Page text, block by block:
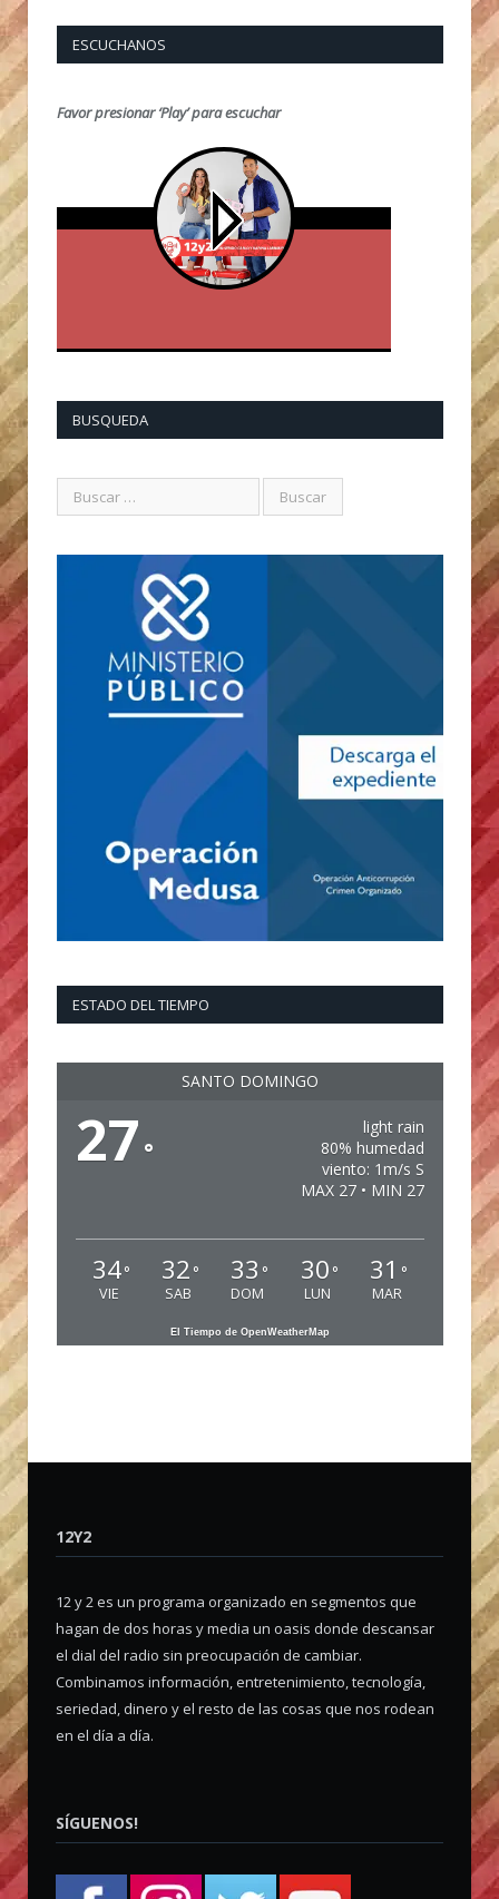
ESCUCHANOS
Favor presionar ‘Play’ para escuchar
BUSQUEDA
ESTADO DEL TIEMPO
SANTO DOMINGO
27 °
light rain
80% humedad
viento: 1m/s S
MAX 27 • MIN 27
34°
VIE
32 °
SAB
33 °
DOM
30 °
LUN
31 °
MAR
El Tiempo de OpenWeatherMap
12Y2
12 y 2 es un programa organizado en segmentos que
hagan de dos horas y media un oasis donde descansar
el dial del radio sin preocupación de cambiar.
Combinamos información, entretenimiento, tecnología,
seriedad, dinero y el resto de las cosas que nos rodean
en el día a día.
SÍGUENOS!